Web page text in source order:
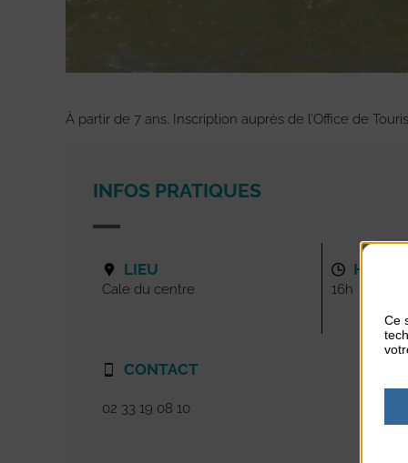
À partir de 7 ans. Inscription auprès de l’Office de
INFOS PRATIQUES
LIEU
Cale du centre
CONTACT
02 33 19 08 10
16h
Ce